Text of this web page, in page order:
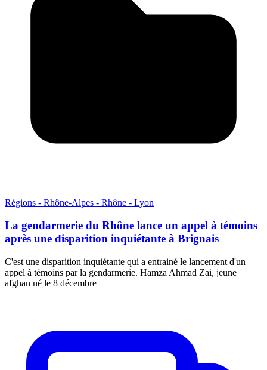
Régions - Rhône-Alpes - Rhône - Lyon
La gendarmerie du Rhône lance un appel à témoins
après une disparition inquiétante à Brignais
C'est une disparition inquiétante qui a entrainé le lancement d'un
appel à témoins par la gendarmerie. Hamza Ahmad Zai, jeune
afghan né le 8 décembre